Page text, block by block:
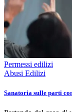
Permessi edilizi
Abusi Edilizi
Sanatoria sulle parti